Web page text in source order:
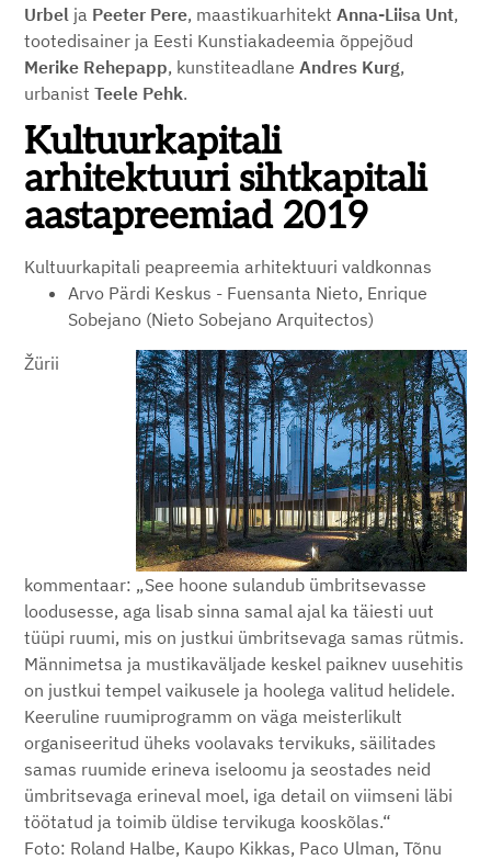
Urbel ja Peeter Pere, maastikuarhitekt Anna-Liisa Unt,
tootedisainer ja Eesti Kunstiakadeemia õppejõud
Merike Rehepapp, kunstiteadlane Andres Kurg,
urbanist Teele Pehk.
Kultuurkapitali
arhitektuuri sihtkapitali
aastapreemiad 2019
Kultuurkapitali peapreemia arhitektuuri valdkonnas
Arvo Pärdi Keskus - Fuensanta Nieto, Enrique
Sobejano (Nieto Sobejano Arquitectos)
Žürii
kommentaar: „See hoone sulandub ümbritsevasse
loodusesse, aga lisab sinna samal ajal ka täiesti uut
tüüpi ruumi, mis on justkui ümbritsevaga samas rütmis.
Männimetsa ja mustikaväljade keskel paiknev uusehitis
on justkui tempel vaikusele ja hoolega valitud helidele.
Keeruline ruumiprogramm on väga meisterlikult
organiseeritud üheks voolavaks tervikuks, säilitades
samas ruumide erineva iseloomu ja seostades neid
ümbritsevaga erineval moel, iga detail on viimseni läbi
töötatud ja toimib üldise tervikuga kooskõlas.“
Foto: Roland Halbe, Kaupo Kikkas, Paco Ulman, Tõnu